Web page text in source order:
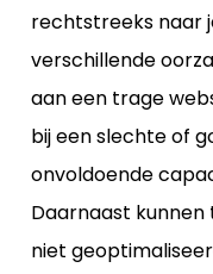
rechtstreeks naar
verschillende
aan een trage
bij een slechte of
onvoldoende
Daarnaast
niet